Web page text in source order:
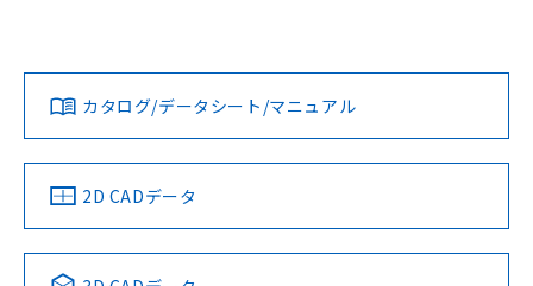
対応済み
中国 RoHS 注意事項・凡例
LR型式承認
（イギリス
船舶規格）
DNV型式承認
（ノルウェー
BV型式承認
（フランス
KR型式
（韓国
Yes No No No
カタログ/データシート/マニュアル
2D CADデータ